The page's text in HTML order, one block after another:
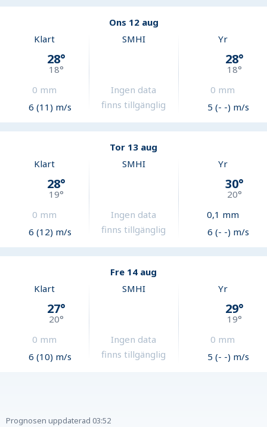
Ons 12 aug
Klart
28°
18°
0 mm
6 (11) m/s
SMHI
Ingen data
finns tillgänglig
Yr
28°
18°
0 mm
5 (- -) m/s
Tor 13 aug
Klart
28°
19°
0 mm
6 (12) m/s
SMHI
Ingen data
finns tillgänglig
Yr
30°
20°
0,1 mm
6 (- -) m/s
Fre 14 aug
Klart
27°
20°
0 mm
6 (10) m/s
SMHI
Ingen data
finns tillgänglig
Yr
29°
19°
0 mm
5 (- -) m/s
Prognosen uppdaterad 03:52